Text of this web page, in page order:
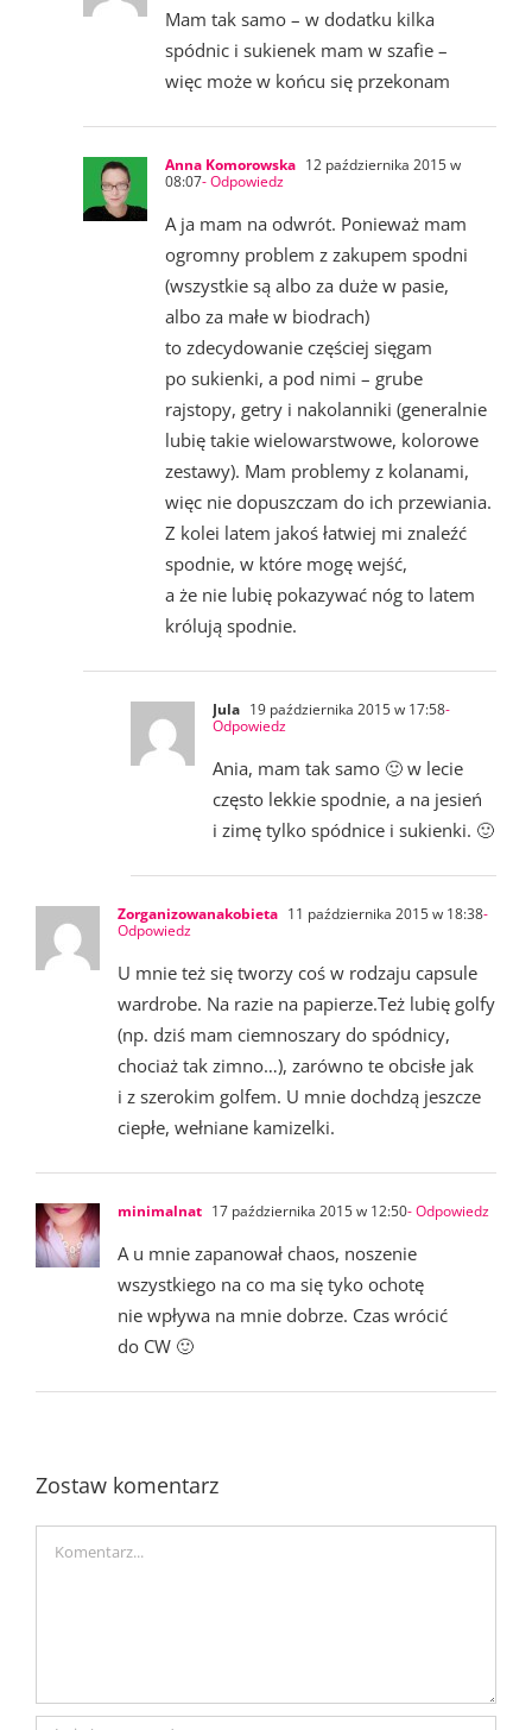
Mam tak samo – w dodatku kilka
spódnic i sukienek mam w szafie –
więc może w końcu się przekonam
Anna Komorowska 12 października 2015 w
08:07- Odpowiedz
A ja mam na odwrót. Ponieważ mam
ogromny problem z zakupem spodni
(wszystkie są albo za duże w pasie,
albo za małe w biodrach)
to zdecydowanie częściej sięgam
po sukienki, a pod nimi – grube
rajstopy, getry i nakolanniki (generalnie
lubię takie wielowarstwowe, kolorowe
zestawy). Mam problemy z kolanami,
więc nie dopuszczam do ich przewiania.
Z kolei latem jakoś łatwiej mi znaleźć
spodnie, w które mogę wejść,
a że nie lubię pokazywać nóg to latem
królują spodnie.
Jula 19 października 2015 w 17:58-
Odpowiedz
Ania, mam tak samo 🙂 w lecie
często lekkie spodnie, a na jesień
i zimę tylko spódnice i sukienki. 🙂
Zorganizowanakobieta 11 października 2015 w 18:38-
Odpowiedz
U mnie też się tworzy coś w rodzaju capsule
wardrobe. Na razie na papierze.Też lubię golfy
(np. dziś mam ciemnoszary do spódnicy,
chociaż tak zimno…), zarówno te obcisłe jak
i z szerokim golfem. U mnie dochdzą jeszcze
ciepłe, wełniane kamizelki.
minimalnat 17 października 2015 w 12:50- Odpowiedz
A u mnie zapanował chaos, noszenie
wszystkiego na co ma się tyko ochotę
nie wpływa na mnie dobrze. Czas wrócić
do CW 🙂
Zostaw komentarz